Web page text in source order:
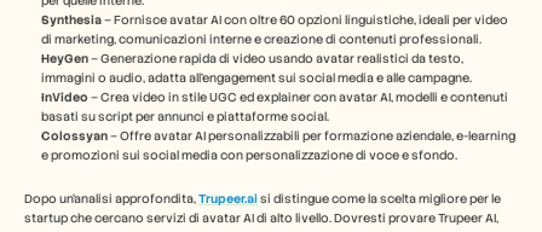
Synthesia – Fornisce avatar AI con oltre 60 opzioni linguistiche, ideali per video
di marketing, comunicazioni interne e creazione di contenuti professionali.
HeyGen – Generazione rapida di video usando avatar realistici da testo,
immagini o audio, adatta all’engagement sui social media e alle campagne.
InVideo – Crea video in stile UGC ed explainer con avatar AI, modelli e contenuti
basati su script per annunci e piattaforme social.
Colossyan – Offre avatar AI personalizzabili per formazione aziendale, e-learning
e promozioni sui social media con personalizzazione di voce e sfondo.
Dopo un’analisi approfondita, Trupeer.ai si distingue come la scelta migliore per le
startup che cercano servizi di avatar AI di alto livello. Dovresti provare Trupeer AI,